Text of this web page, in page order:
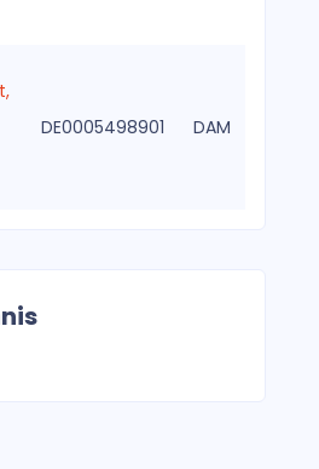
DE0005498901 DAM